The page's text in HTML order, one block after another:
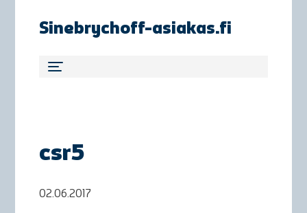
Sinebrychoff-asiakas.fi
csr5
02.06.2017